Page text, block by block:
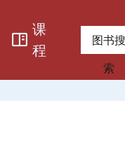
课
程
图书搜
索